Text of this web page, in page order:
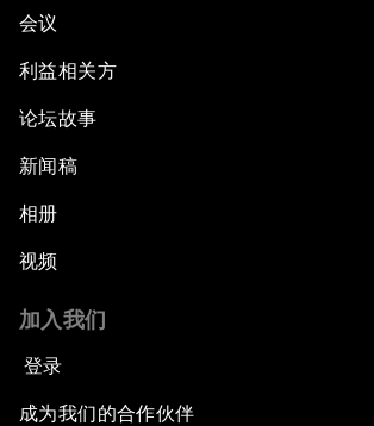
会议
利益相关方
论坛故事
新闻稿
相册
视频
加入我们
登录
成为我们的合作伙伴